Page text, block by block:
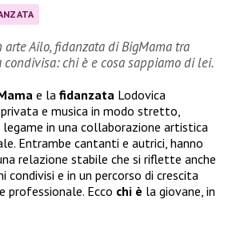
arte Ailo, fidanzata di BigMama tra
chi è e cosa sappiamo di lei.
e la fidanzata Lodovica
e musica in modo stretto,
in una collaborazione artistica
Entrambe cantanti e autrici, hanno
relazione stabile che si riflette anche
condivisi e in un percorso di crescita
professionale. Ecco chi è la giovane, in